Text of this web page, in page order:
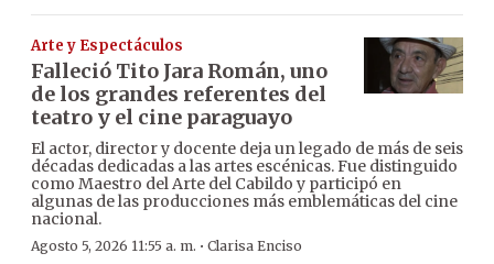
Arte y Espectáculos
Falleció Tito Jara Román, uno
de los grandes referentes del
teatro y el cine paraguayo
El actor, director y docente deja un legado de más de seis
décadas dedicadas a las artes escénicas. Fue distinguido
como Maestro del Arte del Cabildo y participó en
algunas de las producciones más emblemáticas del cine
nacional.
Agosto 5, 2026 11:55 a. m. · Clarisa Enciso